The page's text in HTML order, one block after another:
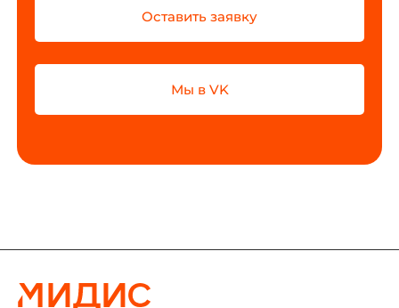
Оставить заявку
Мы в VK